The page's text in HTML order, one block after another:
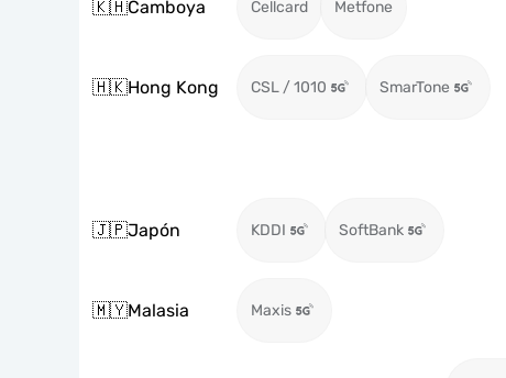
🇰🇭Camboya Cellcard Metfone
🇭🇰Hong Kong CSL / 1010 SmarTone
🇯🇵Japón KDDI SoftBank
🇲🇾Malasia Maxis